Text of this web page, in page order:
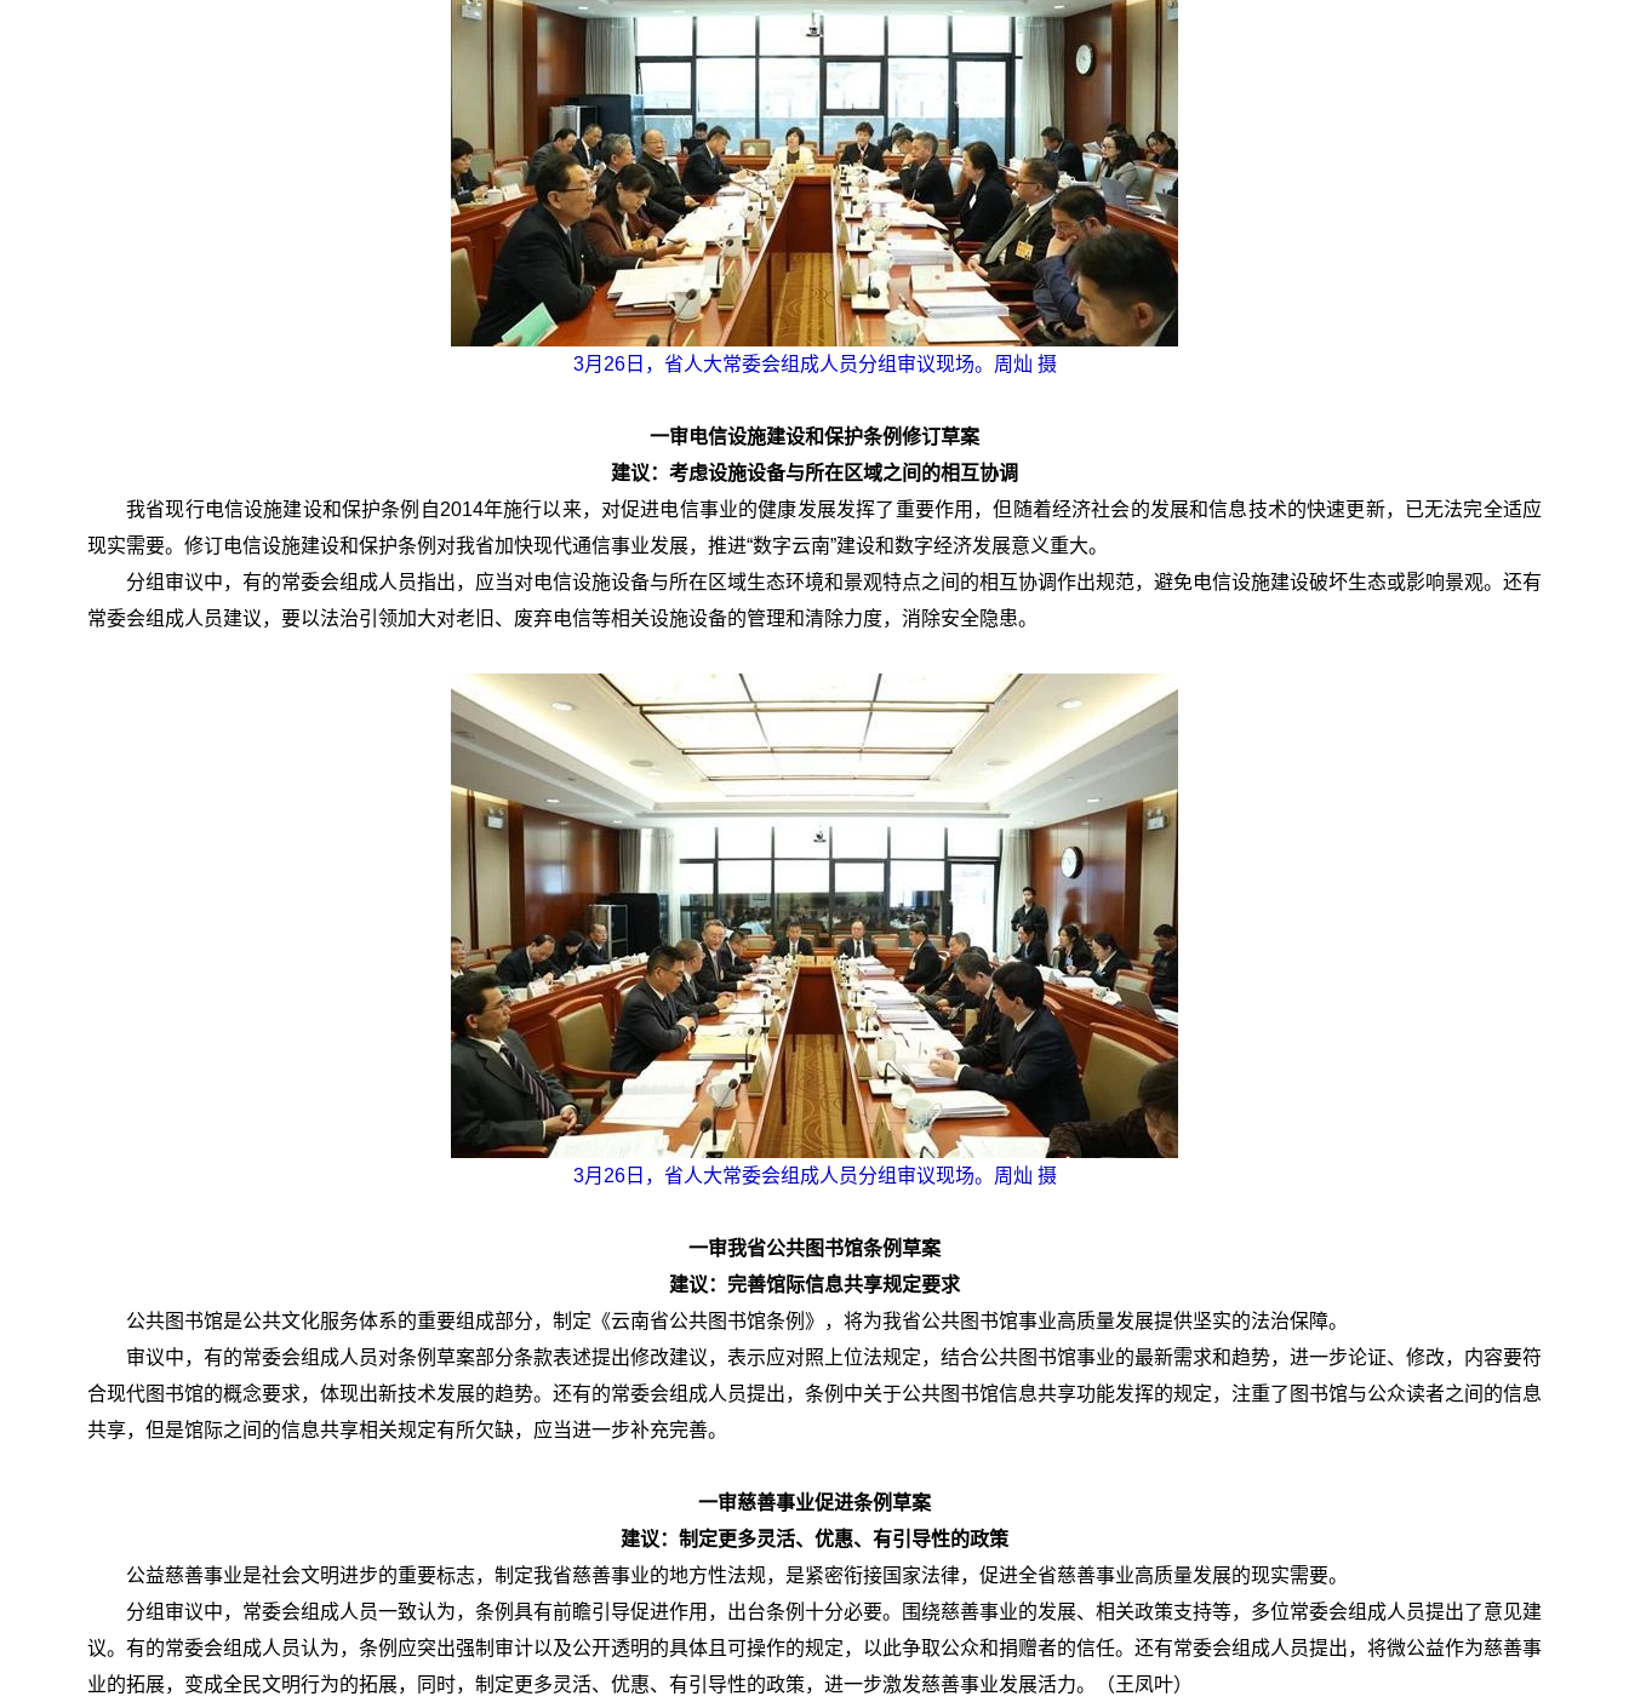
3月26日，省人大常委会组成人员分组审议现场。周灿 摄
一审电信设施建设和保护条例修订草案
建议：考虑设施设备与所在区域之间的相互协调
我省现行电信设施建设和保护条例自2014年施行以来，对促进电信事业的健康发展发挥了重要作用，但随着经济社会的发展和信息技术的快速更新，已无法完全适应
现实需要。修订电信设施建设和保护条例对我省加快现代通信事业发展，推进“数字云南”建设和数字经济发展意义重大。
分组审议中，有的常委会组成人员指出，应当对电信设施设备与所在区域生态环境和景观特点之间的相互协调作出规范，避免电信设施建设破坏生态或影响景观。还有
常委会组成人员建议，要以法治引领加大对老旧、废弃电信等相关设施设备的管理和清除力度，消除安全隐患。
3月26日，省人大常委会组成人员分组审议现场。周灿 摄
一审我省公共图书馆条例草案
建议：完善馆际信息共享规定要求
公共图书馆是公共文化服务体系的重要组成部分，制定《云南省公共图书馆条例》，将为我省公共图书馆事业高质量发展提供坚实的法治保障。
审议中，有的常委会组成人员对条例草案部分条款表述提出修改建议，表示应对照上位法规定，结合公共图书馆事业的最新需求和趋势，进一步论证、修改，内容要符
合现代图书馆的概念要求，体现出新技术发展的趋势。还有的常委会组成人员提出，条例中关于公共图书馆信息共享功能发挥的规定，注重了图书馆与公众读者之间的信息
共享，但是馆际之间的信息共享相关规定有所欠缺，应当进一步补充完善。
一审慈善事业促进条例草案
建议：制定更多灵活、优惠、有引导性的政策
公益慈善事业是社会文明进步的重要标志，制定我省慈善事业的地方性法规，是紧密衔接国家法律，促进全省慈善事业高质量发展的现实需要。
分组审议中，常委会组成人员一致认为，条例具有前瞻引导促进作用，出台条例十分必要。围绕慈善事业的发展、相关政策支持等，多位常委会组成人员提出了意见建
议。有的常委会组成人员认为，条例应突出强制审计以及公开透明的具体且可操作的规定，以此争取公众和捐赠者的信任。还有常委会组成人员提出，将微公益作为慈善事
业的拓展，变成全民文明行为的拓展，同时，制定更多灵活、优惠、有引导性的政策，进一步激发慈善事业发展活力。（王凤叶）